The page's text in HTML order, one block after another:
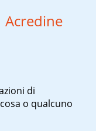
Acredine
di
o qualcuno